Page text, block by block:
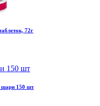
72г
шари 150 шт